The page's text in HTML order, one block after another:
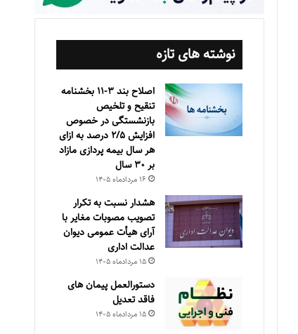
نوشته های تازه
اصلاح بند ۳‏-۱۱ بخشنامه
تنقیح و تلخیص
بازنشستگی در خصوص
افزایش ۵‏‏‏‏‏‏‏‏‏/۲ درصد به ازای
هر سال بیمه پردازی مازاد
بر ۳۰‏ سال
۱۶ مرداد‌ماه ۱۴۰۵
هشدار نسبت به تکرار
تصویب مصوبات مغایر با
آرای هیأت عمومی دیوان
عدالت اداری
۱۵ مرداد‌ماه ۱۴۰۵
دستورالعمل پیمان های
فاقد تعدیل
۱۵ مرداد‌ماه ۱۴۰۵